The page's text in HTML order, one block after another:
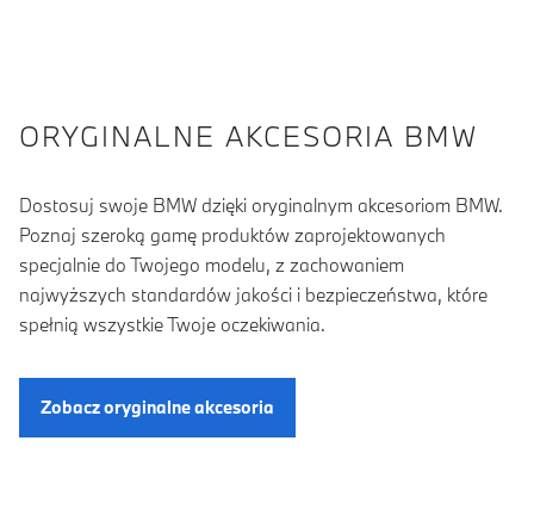
ORYGINALNE AKCESORIA BMW
Dostosuj swoje BMW dzięki oryginalnym akcesoriom BMW.
Poznaj szeroką gamę produktów zaprojektowanych
specjalnie do Twojego modelu, z zachowaniem
najwyższych standardów jakości i bezpieczeństwa, które
spełnią wszystkie Twoje oczekiwania.
Zobacz oryginalne akcesoria